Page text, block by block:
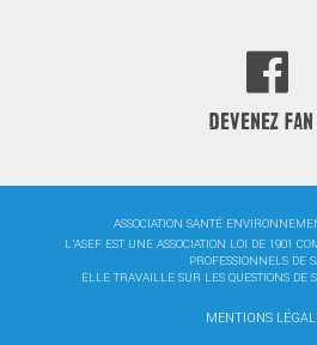
DEVENEZ
ASSOCIATION SANTÉ
L'ASEF EST UNE ASSOCIATION LOI DE 1901
PROFESSIONNELS DE
ELLE TRAVAILLE SUR LES QUESTIONS DE
MENTIONS